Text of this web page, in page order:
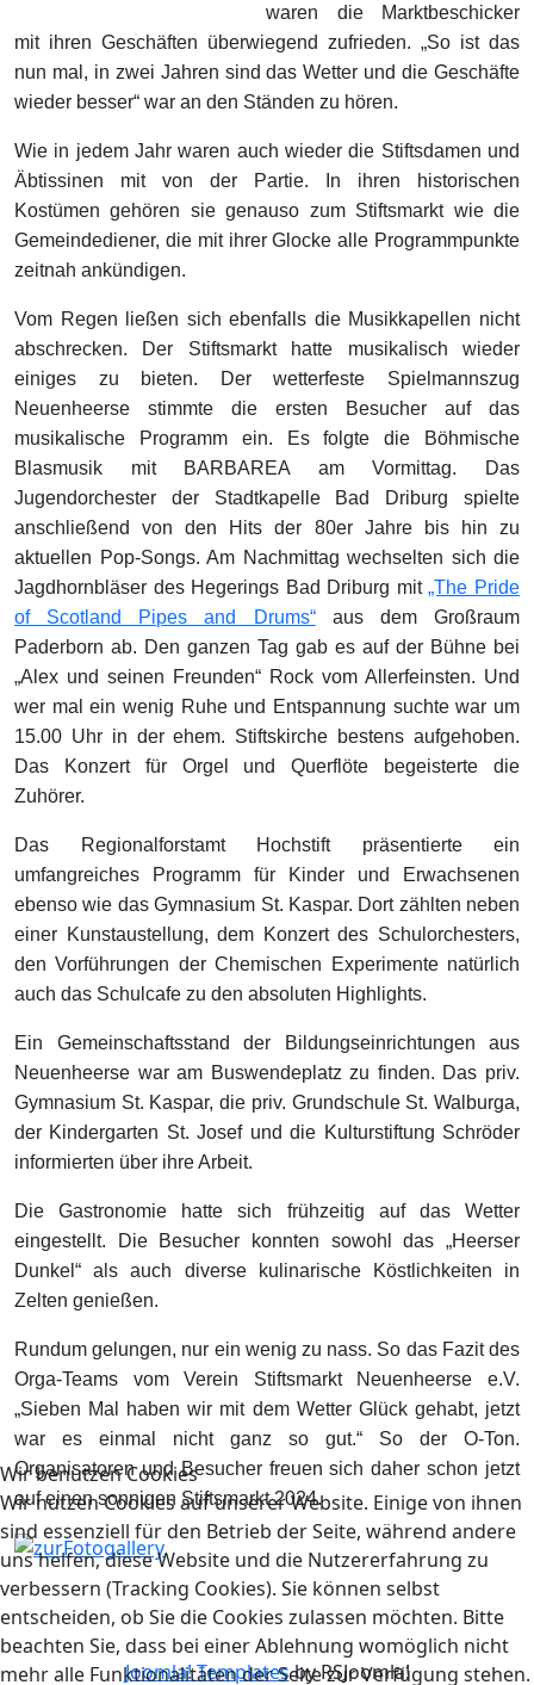
waren die Marktbeschicker
mit ihren Geschäften überwiegend zufrieden. „So ist das
nun mal, in zwei Jahren sind das Wetter und die Geschäfte
wieder besser“ war an den Ständen zu hören.
Wie in jedem Jahr waren auch wieder die Stiftsdamen und
Äbtissinen mit von der Partie. In ihren historischen
Kostümen gehören sie genauso zum Stiftsmarkt wie die
Gemeindediener, die mit ihrer Glocke alle Programmpunkte
zeitnah ankündigen.
Vom Regen ließen sich ebenfalls die Musikkapellen nicht
abschrecken. Der Stiftsmarkt hatte musikalisch wieder
einiges zu bieten. Der wetterfeste Spielmannszug
Neuenheerse stimmte die ersten Besucher auf das
musikalische Programm ein. Es folgte die Böhmische
Blasmusik mit BARBAREA am Vormittag. Das
Jugendorchester der Stadtkapelle Bad Driburg spielte
anschließend von den Hits der 80er Jahre bis hin zu
aktuellen Pop-Songs. Am Nachmittag wechselten sich die
Jagdhornbläser des Hegerings Bad Driburg mit„The Pride
of Scotland Pipes and Drums“aus dem Großraum
Paderborn ab. Den ganzen Tag gab es auf der Bühne bei
„Alex und seinen Freunden“ Rock vom Allerfeinsten. Und
wer mal ein wenig Ruhe und Entspannung suchte war um
15.00 Uhr in der ehem. Stiftskirche bestens aufgehoben.
Das Konzert für Orgel und Querflöte begeisterte die
Zuhörer.
Das Regionalforstamt Hochstift präsentierte ein
umfangreiches Programm für Kinder und Erwachsenen
ebenso wie das Gymnasium St. Kaspar. Dort zählten neben
einer Kunstaustellung, dem Konzert des Schulorchesters,
den Vorführungen der Chemischen Experimente natürlich
auch das Schulcafe zu den absoluten Highlights.
Ein Gemeinschaftsstand der Bildungseinrichtungen aus
Neuenheerse war am Buswendeplatz zu finden. Das priv.
Gymnasium St. Kaspar, die priv. Grundschule St. Walburga,
der Kindergarten St. Josef und die Kulturstiftung Schröder
informierten über ihre Arbeit.
Die Gastronomie hatte sich frühzeitig auf das Wetter
eingestellt. Die Besucher konnten sowohl das „Heerser
Dunkel“ als auch diverse kulinarische Köstlichkeiten in
Zelten genießen.
Rundum gelungen, nur ein wenig zu nass. So das Fazit des
Orga-Teams vom Verein Stiftsmarkt Neuenheerse e.V.
„Sieben Mal haben wir mit dem Wetter Glück gehabt, jetzt
war es einmal nicht ganz so gut.“ So der O-Ton.
Organisatoren und Besucher freuen sich daher schon jetzt
auf einen sonnigen Stiftsmarkt 2024.
Joomla! Templatesby RSJoomla!
Wir benutzen Cookies
Wir nutzen Cookies auf unserer Website. Einige von ihnen
sind essenziell für den Betrieb der Seite, während andere
uns helfen, diese Website und die Nutzererfahrung zu
verbessern (Tracking Cookies). Sie können selbst
entscheiden, ob Sie die Cookies zulassen möchten. Bitte
beachten Sie, dass bei einer Ablehnung womöglich nicht
mehr alle Funktionalitäten der Seite zur Verfügung stehen.